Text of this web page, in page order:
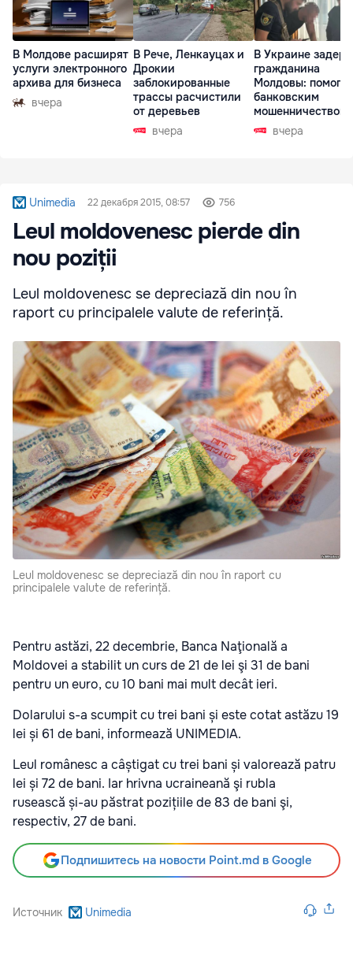
В Молдове расширят
услуги электронного
архива для бизнеса
вчера
В Рече, Ленкауцах и
Дрокии
заблокированные
трассы расчистили
от деревьев
вчера
В Украине
гражданина
Молдовы:
банковским
мошенничеством
Чехиивчера
Unimedia 22 декабря 2015, 08:57 756
Leul moldovenesc pierde din
nou poziții
Leul moldovenesc se depreciază din nou în
raport cu principalele valute de referință.
Leul moldovenesc se depreciază din nou în raport cu
principalele valute de referință.
Pentru astăzi, 22 decembrie, Banca Naţională a
Moldovei a stabilit un curs de 21 de lei şi 31 de bani
pentru un euro, cu 10 bani mai mult decât ieri.
Dolarului s-a scumpit cu trei bani și este cotat astăzu 19
lei și 61 de bani, informează UNIMEDIA.
Leul românesc a câștigat cu trei bani și valorează patru
lei și 72 de bani. Iar hrivna ucraineană şi rubla
rusească și-au păstrat pozițiile de 83 de bani şi,
respectiv, 27 de bani.
Подпишитесь на новости Point.md в Google
Источник Unimedia